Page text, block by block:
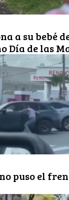
a su bebé
Día de las
no puso el